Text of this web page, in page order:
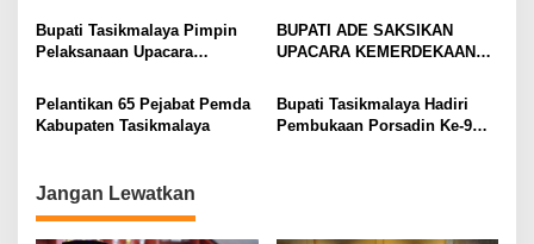
Tenaga Kerja Kabupaten
Tasikmalaya
Bupati Tasikmalaya Pimpin
Pelaksanaan Upacara
Kemerdekaan Republik
Indonesia Ke-79
BUPATI ADE SAKSIKAN
UPACARA KEMERDEKAAN
MUMPULUNG DENGAN PARA
TOKOH PEJUANG
Pelantikan 65 Pejabat Pemda
Kabupaten Tasikmalaya
Bupati Tasikmalaya Hadiri
Pembukaan Porsadin Ke-9
Jangan Lewatkan